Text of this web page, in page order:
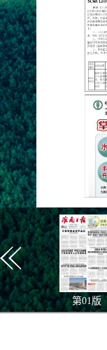
第01版